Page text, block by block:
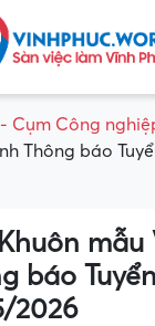
Cụm Công
Thông báo
mẫu
báo
2026